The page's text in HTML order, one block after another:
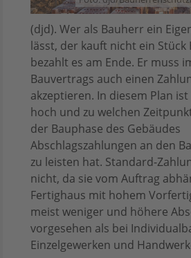
(djd). Wer als Bauherr ein
lässt, der kauft nicht ein Stück
bezahlt es am Ende. Er muss
Bauvertrags auch einen
akzeptieren. In diesem Plan
hoch und zu welchen
der Bauphase des Gebäudes
Abschlagszahlungen an den
zu leisten hat. Standard-
nicht, da sie vom Auftrag
Fertighaus mit hohem
meist weniger und höhere
vorgesehen als bei
Einzelgewerken und